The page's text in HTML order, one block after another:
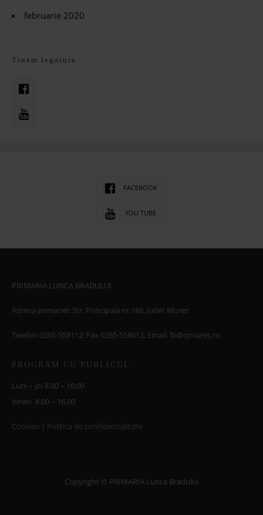
februarie 2020
Tinem legatura
FACEBOOK
YOU TUBE
PRIMARIA LUNCA BRADULUI
Adresa primariei: Str. Principala nr.188, Judet Mures
Telefon 0265-558112; Fax 0265-558012; Email: lb@cjmures.ro
PROGRAM CU PUBLICUL
Luni – joi 8.00 – 16:00
Vineri 8.00 – 16.00
Cookies | Politica de confidentialitate
Copyright © PRIMARIA Lunca Bradului